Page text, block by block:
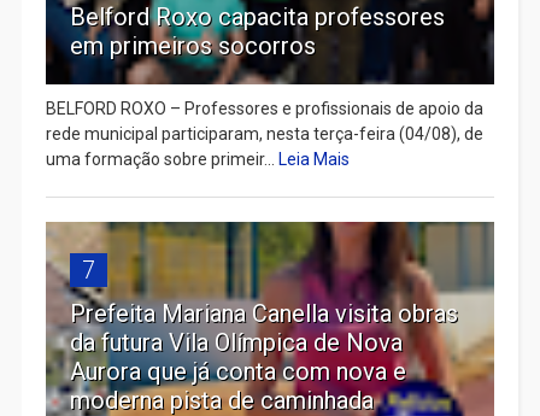
Belford Roxo capacita professores
em primeiros socorros
BELFORD ROXO – Professores e profissionais de apoio da
rede municipal participaram, nesta terça-feira (04/08), de
uma formação sobre primeir... Leia Mais
7
Prefeita Mariana Canella visita obras
da futura Vila Olímpica de Nova
Aurora que já conta com nova e
moderna pista de caminhada